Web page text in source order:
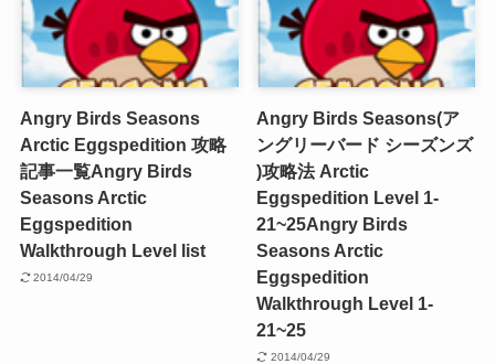
Angry Birds Seasons
Arctic Eggspedition 攻略
記事一覧Angry Birds
Seasons Arctic
Eggspedition
Walkthrough Level list
2014/04/29
Angry Birds Seasons(ア
ングリーバード シーズンズ
)攻略法 Arctic
Eggspedition Level 1-
21~25Angry Birds
Seasons Arctic
Eggspedition
Walkthrough Level 1-
21~25
2014/04/29